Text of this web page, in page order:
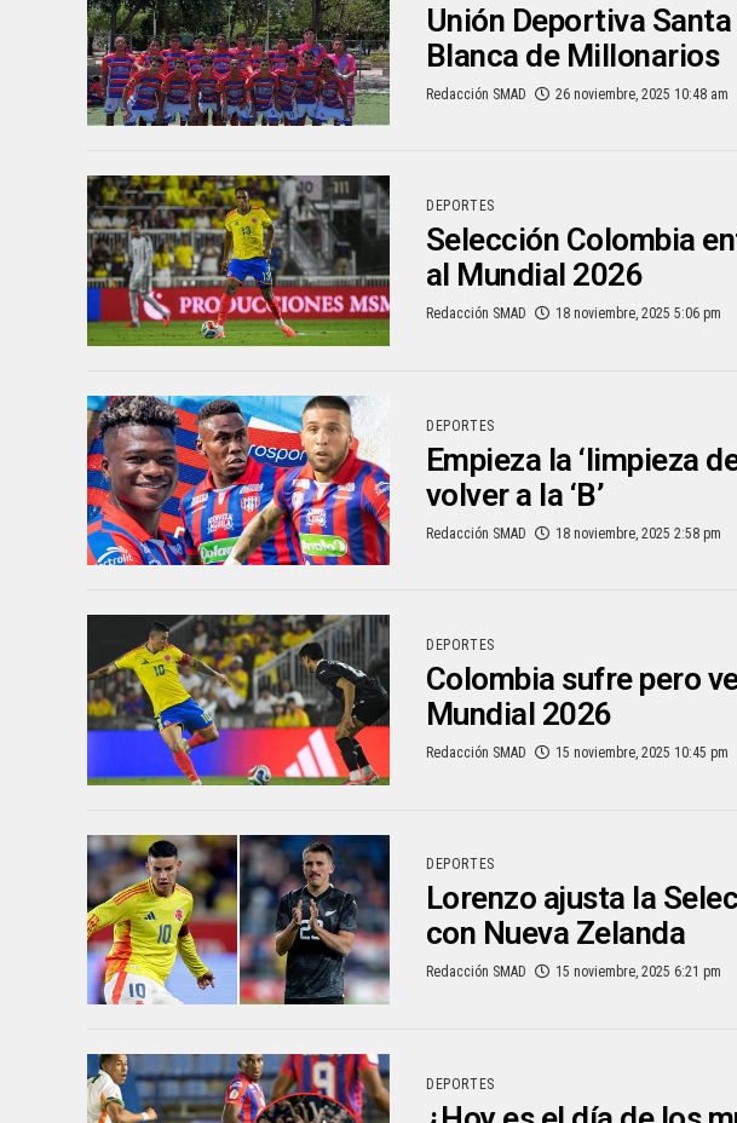
Unión Deportiva
Blanca de Millonarios
Redacción SMAD 26 noviembre, 2025 10:48 am
DEPORTES
Selección Colombia
al Mundial 2026
Redacción SMAD 18 noviembre, 2025 5:06 pm
DEPORTES
Empieza la ‘limpieza
volver a la ‘B’
Redacción SMAD 18 noviembre, 2025 2:58 pm
DEPORTES
Colombia sufre pero
Mundial 2026
Redacción SMAD 15 noviembre, 2025 10:45 pm
DEPORTES
Lorenzo ajusta la
con Nueva Zelanda
Redacción SMAD 15 noviembre, 2025 6:21 pm
DEPORTES